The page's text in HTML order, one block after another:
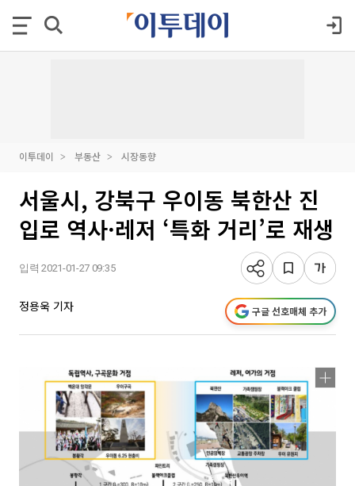
이투데이 부동산 시장동향
서울시, 강북구 우이동 북한산 진
입로 역사·레저 ‘특화 거리’로 재생
입력 2021-01-27 09:35
정용욱 기자 구글 선호매체 추가